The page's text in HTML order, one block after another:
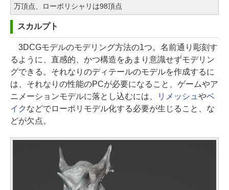
万頂点、ローポリシャリは98頂点
スカルプト
3DCGモデルのモデリング方法の1つ。名前通り彫刻す
るように、直感的、かつ構造をあまり意識せずモデリン
グできる。それなりのディテールのモデルを作成するに
は、それなりの性能のPCが必要になること、ゲームやア
ニメーションモデルに落とし込むには、
リメッシュ やベ
イク などでローポリモデル化する必要が生じること、な
どが欠点。